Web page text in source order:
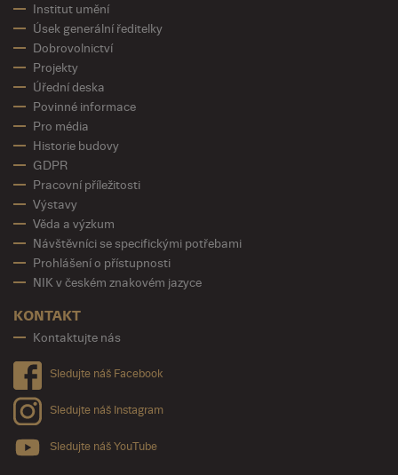
Institut umění
Úsek generální ředitelky
Dobrovolnictví
Projekty
Úřední deska
Povinné informace
Pro média
Historie budovy
GDPR
Pracovní příležitosti
Výstavy
Věda a výzkum
Návštěvníci se specifickými potřebami
Prohlášení o přístupnosti
NIK v českém znakovém jazyce
KONTAKT
Kontaktujte nás
Sledujte náš Facebook
Sledujte náš Instagram
Sledujte náš YouTube